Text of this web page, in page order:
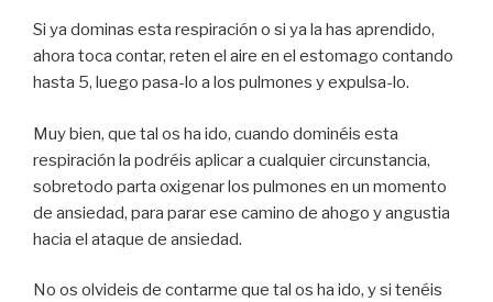
Si ya dominas esta respiración o si ya la has aprendido,
ahora toca contar, reten el aire en el estomago contando
hasta 5, luego pasa-lo a los pulmones y expulsa-lo.
Muy bien, que tal os ha ido, cuando dominéis esta
respiración la podréis aplicar a cualquier circunstancia,
sobretodo parta oxigenar los pulmones en un momento
de ansiedad, para parar ese camino de ahogo y angustia
hacia el ataque de ansiedad.
No os olvideis de contarme que tal os ha ido, y si tenéis